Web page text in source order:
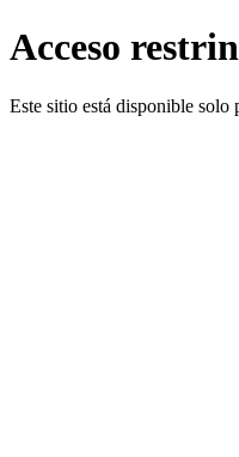
Acceso
Este sitio está disponible solo